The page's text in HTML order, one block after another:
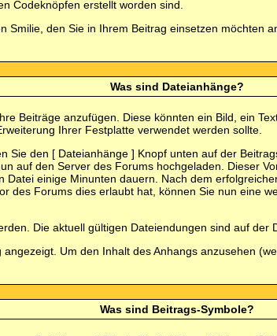
Codeknöpfen erstellt worden sind.
Smilie, den Sie in Ihrem Beitrag einsetzen möchten
Was sind Dateianhänge?
Beiträge anzufügen. Diese könnten ein Bild, ein
Ihrer Festplatte verwendet werden sollte.
Sie den [ Dateianhänge ] Knopf unten auf der
auf den Server des Forums hochgeladen. Dieser
einige Minunten dauern. Nach dem
des Forums dies erlaubt hat, können Sie nun eine
Die aktuell gültigen Dateiendungen sind auf der
Um den Inhalt des Anhangs anzusehen
Was sind Beitrags-Symbole?